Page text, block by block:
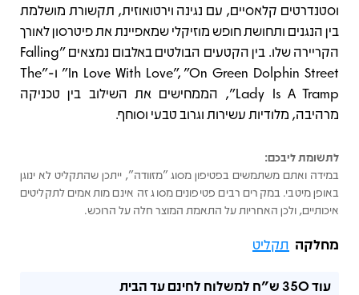
וסטנדרטים קלאסיים, עם נגינה וירטואוזית, תקשורת מושלמת
בין הנגנים ותחושת חופש מוזיקלי שמאפיינת את פיטרסון לאורך
הקריירה שלו. בין הקטעים הבולטים באלבום נמצאים "Falling
In Love With Love", "On Green Dolphin Street" ו-"The
Lady Is A Tramp", הממחישים את השילוב בין טכניקה
מרהיבה, מלודיות עשירות וגרוב טבעי וסוחף.
לתשומת ליבכם:
במידה ואתם משתמשים בפטיפון מסוג "מזוודה", ייתכן שהתקליט לא ינוגן
באופן מיטבי. במקרים רבים פטיפונים מסוג זה אינם מותאמים לתקליטים
איכותיים, ולכן האחריות על התאמת המוצר חלה על הרוכש.
מחלקה תקליט
עוד350 ש"ח למשלוח לחינם עד הבית